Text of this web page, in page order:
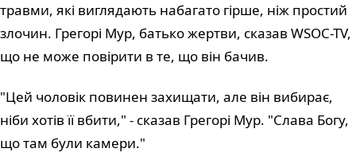
травми, які виглядають набагато гірше, ніж простий
злочин. Грегорі Мур, батько жертви, сказав WSOC-TV,
що не може повірити в те, що він бачив.
"Цей чоловік повинен захищати, але він вибирає,
ніби хотів її вбити," - сказав Грегорі Мур. "Слава Богу,
що там були камери."